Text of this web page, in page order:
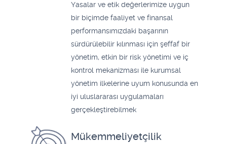
Yasalar ve etik değerlerimize uygun
bir biçimde faaliyet ve finansal
performansımızdaki başarının
sürdürülebilir kılınması için şeffaf bir
yönetim, etkin bir risk yönetimi ve iç
kontrol mekanizması ile kurumsal
yönetim ilkelerine uyum konusunda en
iyi uluslararası uygulamaları
gerçekleştirebilmek
Mükemmeliyetçilik